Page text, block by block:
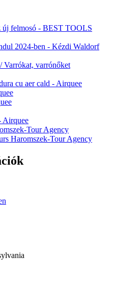
új felmosó - BEST TOOLS
2024-ben - Kézdi Waldorf
Varrókat, varrónőket
cu aer cald - Airquee
Airquee
Tour Agency
Haromszek-Tour Agency